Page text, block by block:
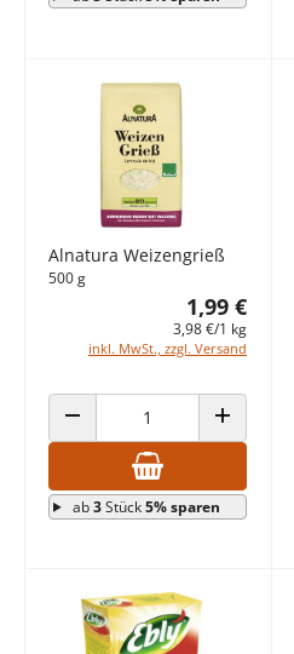
Alnatura Weizengrieß
500 g
1,99 €
3,98 €/1 kg
inkl. MwSt., zzgl. Versand
ANZAHL VERRINGERN ANZAHL
ab3Stück5% sparen